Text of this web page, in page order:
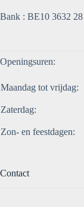
Bank : BE10 3632
Openingsuren:
Maandag tot vrijdag:
Zaterdag:
Zon- en feestdagen:
Contact